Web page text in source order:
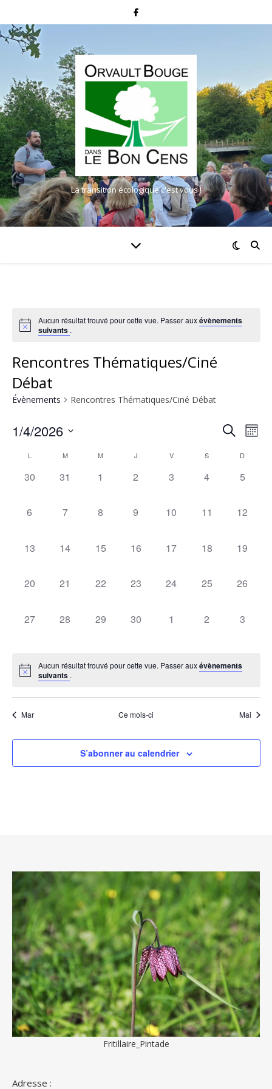
La transition écologique c'est vous !
Aucun résultat trouvé pour cette vue. Passer auxévènements
suivants .
Rencontres Thématiques/Ciné
Débat
Évènements Rencontres Thématiques/Ciné Débat
de
vues
Recherche
Mois
1/4/2026
date.Calendrier
Évènements
L M M J V S D
0
30
0
31
0
1
0
2
0
3
0
4
0
5
0
6
0
7
0
8
0
9
0
10
0
11
0
12
0
13
0
14
0
15
0
16
0
17
0
18
0
19
0
20
0
21
0
22
0
23
0
24
0
25
0
26
0
27
0
28
0
29
0
30
0
1
0
2
0
3
Aucun résultat trouvé pour cette vue. Passer auxévènements
suivants .
Mar Ce mois-ci Mai
S’abonner au calendrier
Fritillaire_Pintade
Adresse :